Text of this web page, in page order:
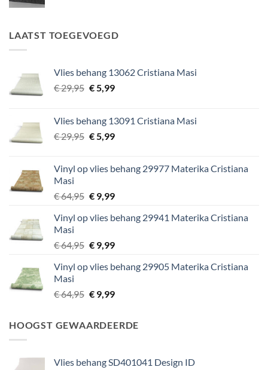
€ 34,95.€ 5,99.
LAATST TOEGEVOEGD
Vlies behang 13062 Cristiana Masi
€29,95 Oorspronkelijke
€ 29,95.
€5,99Huidige
€ 5,99.
Vlies behang 13091 Cristiana Masi
€29,95 Oorspronkelijke
€ 29,95.
€5,99Huidige
€ 5,99.
Vinyl op vlies behang 29977 Materika Cristiana
Masi
€64,95 Oorspronkelijke
was:
€9,99Huidige
is:
Vinyl op vlies behang 29941 Materika Cristiana
Masi
€64,95 Oorspronkelijke
was:
€9,99Huidige
is:
Vinyl op vlies behang 29905 Materika Cristiana
Masi
€64,95 Oorspronkelijke
€ 64,95.
€9,99Huidige
€ 9,99.
HOOGST GEWAARDEERDE
Vlies behang SD401041 Design ID